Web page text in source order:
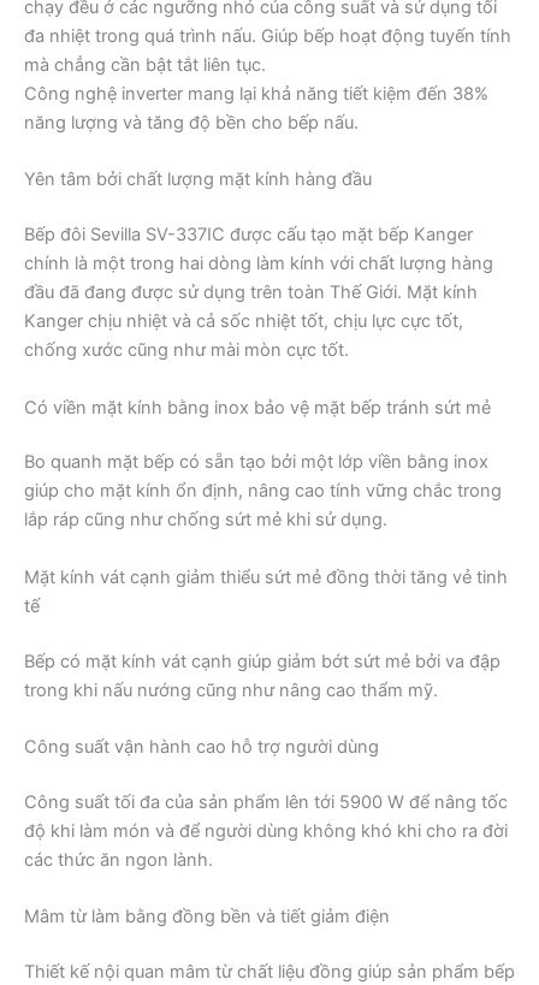
chạy đều ở các ngưỡng nhỏ của công suất và sử dụng tối
đa nhiệt trong quá trình nấu. Giúp bếp hoạt động tuyến tính
mà chẳng cần bật tắt liên tục.
Công nghệ inverter mang lại khả năng tiết kiệm đến 38%
năng lượng và tăng độ bền cho bếp nấu.
Yên tâm bởi chất lượng mặt kính hàng đầu
Bếp đôi Sevilla SV-337IC được cấu tạo mặt bếp Kanger
chính là một trong hai dòng làm kính với chất lượng hàng
đầu đã đang được sử dụng trên toàn Thế Giới. Mặt kính
Kanger chịu nhiệt và cả sốc nhiệt tốt, chịu lực cực tốt,
chống xước cũng như mài mòn cực tốt.
Có viền mặt kính bằng inox bảo vệ mặt bếp tránh sứt mẻ
Bo quanh mặt bếp có sẵn tạo bởi một lớp viền bằng inox
giúp cho mặt kính ổn định, nâng cao tính vững chắc trong
lắp ráp cũng như chống sứt mẻ khi sử dụng.
Mặt kính vát cạnh giảm thiểu sứt mẻ đồng thời tăng vẻ tinh
tế
Bếp có mặt kính vát cạnh giúp giảm bớt sứt mẻ bởi va đập
trong khi nấu nướng cũng như nâng cao thẩm mỹ.
Công suất vận hành cao hỗ trợ người dùng
Công suất tối đa của sản phẩm lên tới 5900 W để nâng tốc
độ khi làm món và để người dùng không khó khi cho ra đời
các thức ăn ngon lành.
Mâm từ làm bằng đồng bền và tiết giảm điện
Thiết kế nội quan mâm từ chất liệu đồng giúp sản phẩm bếp